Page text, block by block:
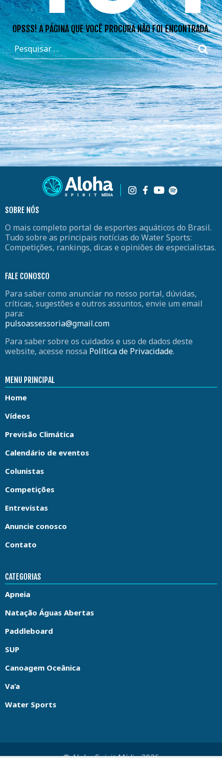
OPSSS! A PÁGINA QUE VOCÊ PROCURA NÃO FOI ENCONTRADA.
SOBRE NÓS
O mais completo portal de esportes aquáticos do Brasil.
Tudo sobre as principais notícias do Water Sports:
Competições, rankings, dicas e opiniões de especialistas.
FALE CONOSCO
Para saber como anunciar no nosso portal, dúvidas,
críticas, sugestões e outros assuntos, envie um email
para:
pulsoassessoria@gmail.com
Para saber sobre os cuidados e uso de dados deste
website, acesse nossa Política de Privacidade.
MENU PRINCIPAL
Home
Vídeos
Previsão Climática
Calendário de eventos
Colunistas
Competições
Entrevistas
Anuncie conosco
Contato
CATEGORIAS
Apneia
Natação Águas Abertas
Paddleboard
SUP
Canoagem Oceânica
Va’a
Water Sports